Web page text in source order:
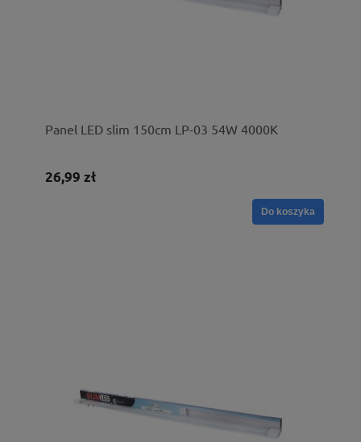
Panel LED slim 150cm LP-03 54W 4000K
26,99 zł
Do koszyka